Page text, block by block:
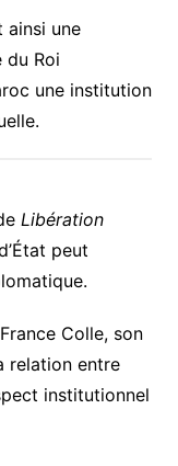
ainsi une
Roi
une institution
Libération
peut
Colle, son
relation entre
institutionnel